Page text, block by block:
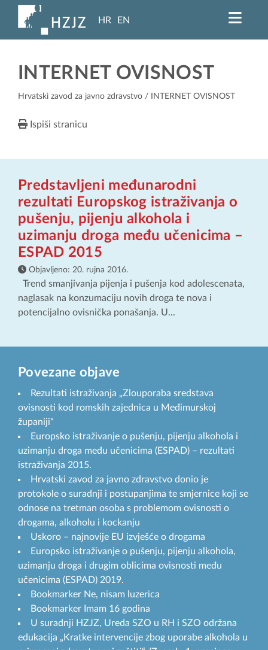
HR EN
INTERNET OVISNOST
Hrvatski zavod za javno zdravstvo / INTERNET OVISNOST
Ispiši stranicu
Predstavljeni međunarodni
rezultati Europskog istraživanja o
pušenju, pijenju alkohola i
uzimanju droga među učenicima –
ESPAD 2015
Objavljeno: 20. rujna 2016.
Trend smanjivanja pijenja i pušenja kod adolescenata,
naglasak na konzumaciju novih droga te nova i
potencijalno ovisnička ponašanja. U...
Povezane objave
Rezultati istraživanja „Zlouporaba sredstava
ovisnosti kod romskih zajednica u Međimurskoj
županiji“
Europsko istraživanje o pušenju, pijenju alkohola i
uzimanju droga među učenicima (ESPAD) – rezultati
istraživanja 2015.
Hrvatski zavod za javno zdravstvo donio je
protokole o suradnji i postupanjima te smjernice koji se
odnose na tretman osoba s problemom ovisnosti o
drogama, alkoholu i kockanju
Uskoro – najnovije EU izvješće o drogama
Europsko istraživanje o pušenju, pijenju alkohola,
uzimanju droga i drugim oblicima ovisnosti među
učenicima (ESPAD) 2019.
Bookmarker Ne, nisam luzerica
Bookmarker Imam 16 godina
U suradnji HZJZ, Ureda SZO u RH i SZO održana
edukacija „Kratke intervencije zbog uporabe alkohola u